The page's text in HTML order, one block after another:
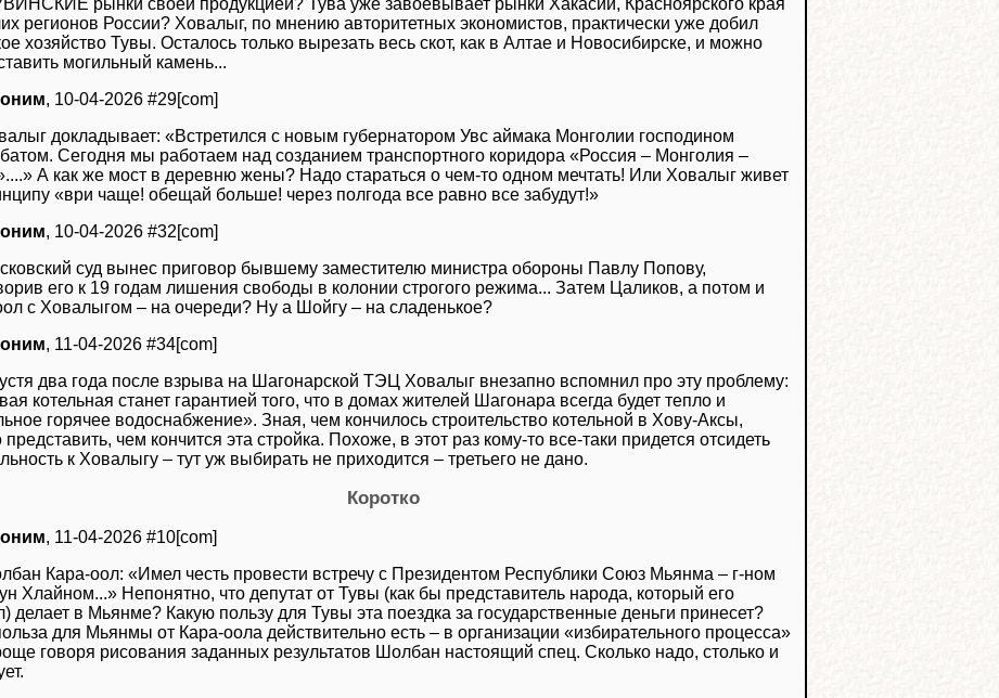
рынки своей продукцией? Тува уже завоевывает рынки Хакасии, Красноярского края
регионов России? Ховалыг, по мнению авторитетных экономистов, практически уже добил
хозяйство Тувы. Осталось только вырезать весь скот, как в Алтае и Новосибирске, и можно
могильный камень...
, 10-04-2026 #29[com]
докладывает: «Встретился с новым губернатором Увс аймака Монголии господином
Сегодня мы работаем над созданием транспортного коридора «Россия – Монголия –
А как же мост в деревню жены? Надо стараться о чем-то одном мечтать! Или Ховалыг живет
«ври чаще! обещай больше! через полгода все равно все забудут!»
, 10-04-2026 #32[com]
суд вынес приговор бывшему заместителю министра обороны Павлу Попову,
его к 19 годам лишения свободы в колонии строгого режима... Затем Цаликов, а потом и
с Ховалыгом – на очереди? Ну а Шойгу – на сладенькое?
, 11-04-2026 #34[com]
два года после взрыва на Шагонарской ТЭЦ Ховалыг внезапно вспомнил про эту проблему:
котельная станет гарантией того, что в домах жителей Шагонара всегда будет тепло и
горячее водоснабжение». Зная, чем кончилось строительство котельной в Хову-Аксы,
чем кончится эта стройка. Похоже, в этот раз кому-то все-таки придется отсидеть
к Ховалыгу – тут уж выбирать не приходится – третьего не дано.
Коротко
, 11-04-2026 #10[com]
Кара-оол: «Имел честь провести встречу с Президентом Республики Союз Мьянма – г-ном
Хлайном...» Непонятно, что депутат от Тувы (как бы представитель народа, который его
делает в Мьянме? Какую пользу для Тувы эта поездка за государственные деньги принесет?
для Мьянмы от Кара-оола действительно есть – в организации «избирательного процесса»
говоря рисования заданных результатов Шолбан настоящий спец. Сколько надо, столько и